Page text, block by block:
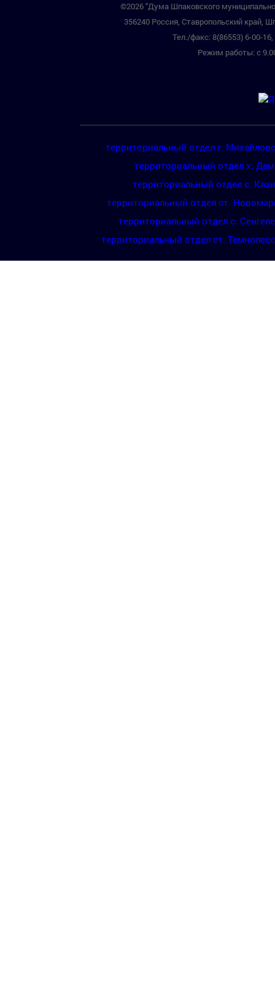
©2026 "Дума Шпаковского
356240 Россия, Ставропольский край,
Тел./факс: 8(86553) 6-00-
Режим работы: с
территориальный отдел г.
территориальный отдел х.
территориальный отдел с.
территориальный отдел ст.
территориальный отдел с.
территориальный отдел ст.